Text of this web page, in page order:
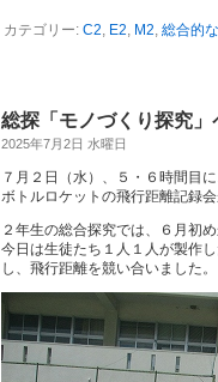
カテゴリー: C2 E2 M2 総合的
総探「モノづくり探究
2025年7月2日 水曜日
７月２日（水）、５・６時間目
ボトルロケットの飛行距離記録会
２年生の総合探究では、６月初
今日は生徒たち１人１人が製作
し、飛行距離を競い合いました。